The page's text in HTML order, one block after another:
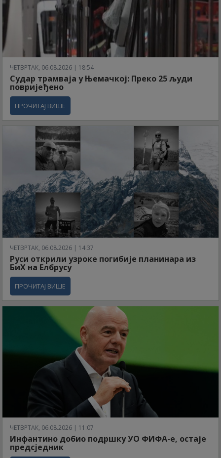
ЧЕТВРТАК, 06.08.2026 | 18:54
Судар трамваја у Њемачкој: Преко 25 људи
повријеђено
ПРОЧИТАЈ ВИШЕ
ЧЕТВРТАК, 06.08.2026 | 14:37
Руси открили узроке погибије планинара из
БиХ на Елбрусу
ПРОЧИТАЈ ВИШЕ
ЧЕТВРТАК, 06.08.2026 | 11:07
Инфантино добио подршку УО ФИФА-е, остаје
предсједник